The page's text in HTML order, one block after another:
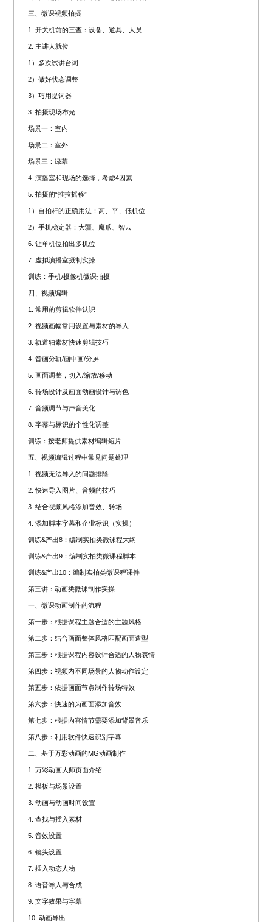
三、微课视频拍摄
1. 开关机前的三查：设备、道具、人员
2. 主讲人就位
1）多次试讲台词
2）做好状态调整
3）巧用提词器
3. 拍摄现场布光
场景一：室内
场景二：室外
场景三：绿幕
4. 演播室和现场的选择，考虑4因素
5. 拍摄的“推拉摇移”
1）自拍杆的正确用法：高、平、低机位
2）手机稳定器：大疆、魔爪、智云
6. 让单机位拍出多机位
7. 虚拟演播室摄制实操
训练：手机/摄像机微课拍摄
四、视频编辑
1. 常用的剪辑软件认识
2. 视频画幅常用设置与素材的导入
3. 轨道轴素材快速剪辑技巧
4. 音画分轨/画中画/分屏
5. 画面调整，切入/缩放/移动
6. 转场设计及画面动画设计与调色
7. 音频调节与声音美化
8. 字幕与标识的个性化调整
训练：按老师提供素材编辑短片
五、视频编辑过程中常见问题处理
1. 视频无法导入的问题排除
2. 快速导入图片、音频的技巧
3. 结合视频风格添加音效、转场
4. 添加脚本字幕和企业标识（实操）
训练&产出8：编制实拍类微课程大纲
训练&产出9：编制实拍类微课程脚本
训练&产出10：编制实拍类微课程课件
第三讲：动画类微课制作实操
一、微课动画制作的流程
第一步：根据课程主题合适的主题风格
第二步：结合画面整体风格匹配画面造型
第三步：根据课程内容设计合适的人物表情
第四步：视频内不同场景的人物动作设定
第五步：依据画面节点制作转场特效
第六步：快速的为画面添加音效
第七步：根据内容情节需要添加背景音乐
第八步：利用软件快速识别字幕
二、基于万彩动画的MG动画制作
1. 万彩动画大师页面介绍
2. 模板与场景设置
3. 动画与动画时间设置
4. 查找与插入素材
5. 音效设置
6. 镜头设置
7. 插入动态人物
8. 语音导入与合成
9. 文字效果与字幕
10. 动画导出